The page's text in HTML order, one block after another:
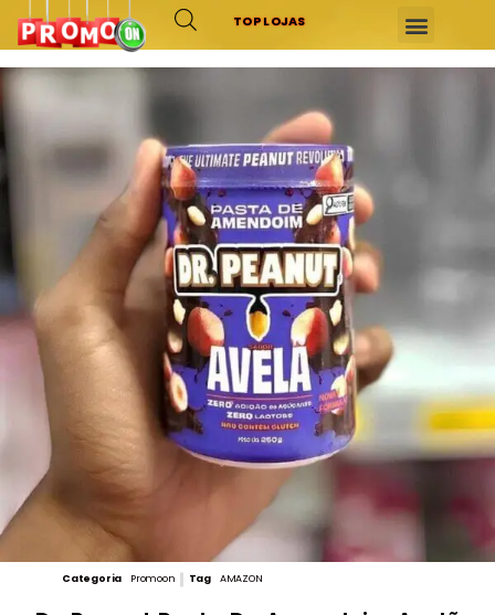
TOP LOJAS
Categoria Promoon Tag AMAZON